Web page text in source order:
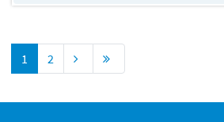
1 2